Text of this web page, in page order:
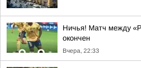
Ничья! Матч между
окончен
Вчера, 22:33